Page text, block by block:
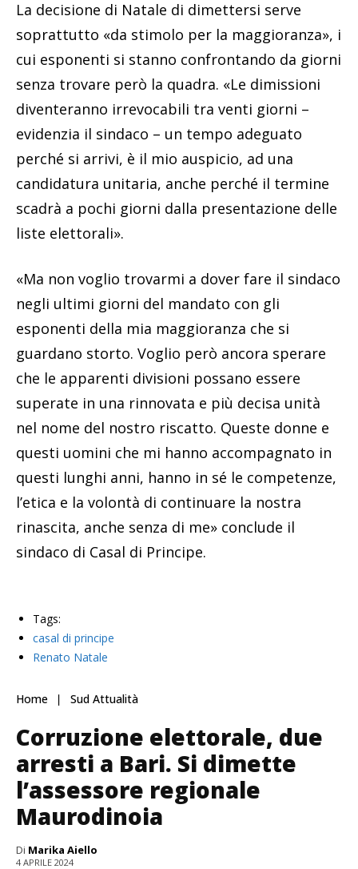
La decisione di Natale di dimettersi serve
soprattutto «da stimolo per la maggioranza», i
cui esponenti si stanno confrontando da giorni
senza trovare però la quadra. «Le dimissioni
diventeranno irrevocabili tra venti giorni –
evidenzia il sindaco – un tempo adeguato
perché si arrivi, è il mio auspicio, ad una
candidatura unitaria, anche perché il termine
scadrà a pochi giorni dalla presentazione delle
liste elettorali».
«Ma non voglio trovarmi a dover fare il sindaco
negli ultimi giorni del mandato con gli
esponenti della mia maggioranza che si
guardano storto. Voglio però ancora sperare
che le apparenti divisioni possano essere
superate in una rinnovata e più decisa unità
nel nome del nostro riscatto. Queste donne e
questi uomini che mi hanno accompagnato in
questi lunghi anni, hanno in sé le competenze,
l’etica e la volontà di continuare la nostra
rinascita, anche senza di me» conclude il
sindaco di Casal di Principe.
Tags:
casal di principe
Renato Natale
Home Sud Attualità
Corruzione elettorale, due
arresti a Bari. Si dimette
l’assessore regionale
Maurodinoia
Di Marika Aiello
4 APRILE 2024